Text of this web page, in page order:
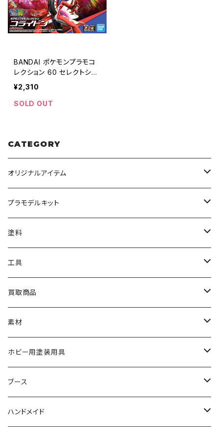
BANDAI ポケモンプラモコ
レクション 60 セレクトシリ
ーズ コライドン
¥2,310
SOLD OUT
CATEGORY
オリジナルアイテム
みんなのアクション3Dアートベース
アクリルベース
ナチュラルベース
オリジナルアクキー
オリジナルスマホスタンド
ウォッチスタンド
テープスタンド
ベース材
プラモデルキット
BANDAI
HG
MG
TAMIYA
カーモデル
飛行機モデル
アオシマ
ザ☆バイク
けもプラ
KOTOBUKIYA
メガミデバイス
無限邂逅メガロマリア
プラフィア
エクスプラス
GOOD SMILE COMPANY
塗料
クレオス
ラッカー塗料
エナメル塗料
TAMIYA
ラッカー塗料
エナメル塗料
ガイアノーツ
エナメル塗料
ラッカー塗料
ターナー
アクリル塗料
プラモ向上委員会
その他
ハセガワ
工具
TAMIYA
ニッパー
切削工具
ウェーブ
小物プラパーツ
ニッパー
ゴッドハンド
ニッパー
切削工具
ミネシマ
切削工具
ガイアノーツ
買取商品
BANDAI
HG
MG
素材
TAMIYA
接着剤
パテ
クレオス
接着剤
ガイアノーツ
ホビー用塗装用具
TAMIYA
エアブラシ関連用品
PROFIX(RAYWOOD)
ブース
PROFIX(RAYWOOD)
ハンドメイド